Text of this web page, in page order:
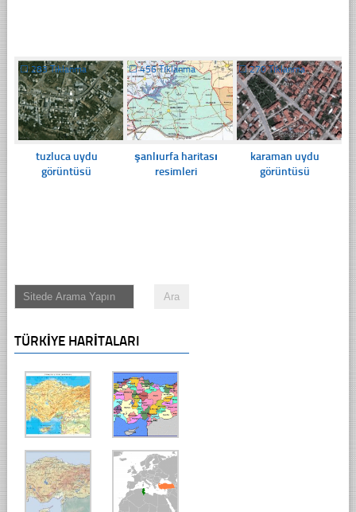
☐283 Tıklanma
tuzluca uydu
görüntüsü
☐456 Tıklanma
şanlıurfa haritası
resimleri
☐270 Tıklanma
karaman uydu
görüntüsü
TÜRKIYE HARITALARI